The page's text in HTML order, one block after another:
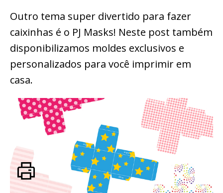
Outro tema super divertido para fazer
caixinhas é o PJ Masks! Neste post também
disponibilizamos moldes exclusivos e
personalizados para você imprimir em
casa.